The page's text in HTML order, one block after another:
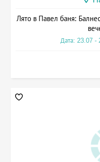
Лято в Павел баня:
Дата: 23.07 -